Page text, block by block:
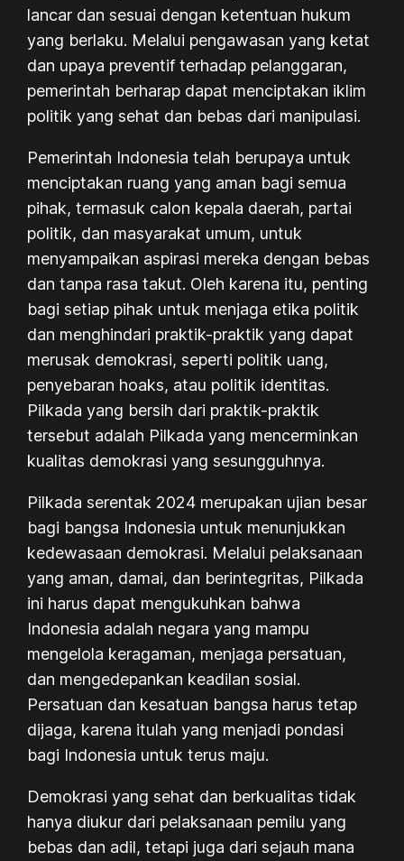
lancar dan sesuai dengan ketentuan hukum
yang berlaku. Melalui pengawasan yang ketat
dan upaya preventif terhadap pelanggaran,
pemerintah berharap dapat menciptakan iklim
politik yang sehat dan bebas dari manipulasi.
Pemerintah Indonesia telah berupaya untuk
menciptakan ruang yang aman bagi semua
pihak, termasuk calon kepala daerah, partai
politik, dan masyarakat umum, untuk
menyampaikan aspirasi mereka dengan bebas
dan tanpa rasa takut. Oleh karena itu, penting
bagi setiap pihak untuk menjaga etika politik
dan menghindari praktik-praktik yang dapat
merusak demokrasi, seperti politik uang,
penyebaran hoaks, atau politik identitas.
Pilkada yang bersih dari praktik-praktik
tersebut adalah Pilkada yang mencerminkan
kualitas demokrasi yang sesungguhnya.
Pilkada serentak 2024 merupakan ujian besar
bagi bangsa Indonesia untuk menunjukkan
kedewasaan demokrasi. Melalui pelaksanaan
yang aman, damai, dan berintegritas, Pilkada
ini harus dapat mengukuhkan bahwa
Indonesia adalah negara yang mampu
mengelola keragaman, menjaga persatuan,
dan mengedepankan keadilan sosial.
Persatuan dan kesatuan bangsa harus tetap
dijaga, karena itulah yang menjadi pondasi
bagi Indonesia untuk terus maju.
Demokrasi yang sehat dan berkualitas tidak
hanya diukur dari pelaksanaan pemilu yang
bebas dan adil, tetapi juga dari sejauh mana